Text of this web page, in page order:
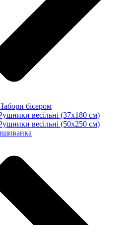
бісером
весільні (37х180 см)
весільні (50х250 см)